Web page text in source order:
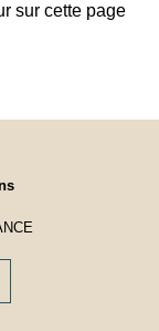
sur cette page